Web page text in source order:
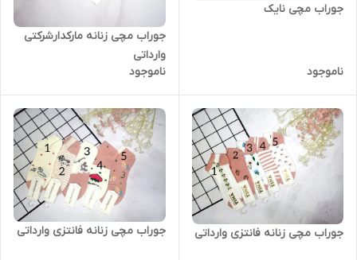
جوراب مچی نایک
ناموجود
جوراب مچی زنانه مارکدارشرکتی
وارداتی
ناموجود
جوراب مچی زنانه فانتزی وارداتی جوراب مچی زنانه فانتزی وارداتی